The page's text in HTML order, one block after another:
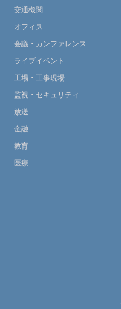
交通機関
オフィス
会議・カンファレンス
ライブイベント
工場・工事現場
監視・セキュリティ
放送
金融
教育
医療